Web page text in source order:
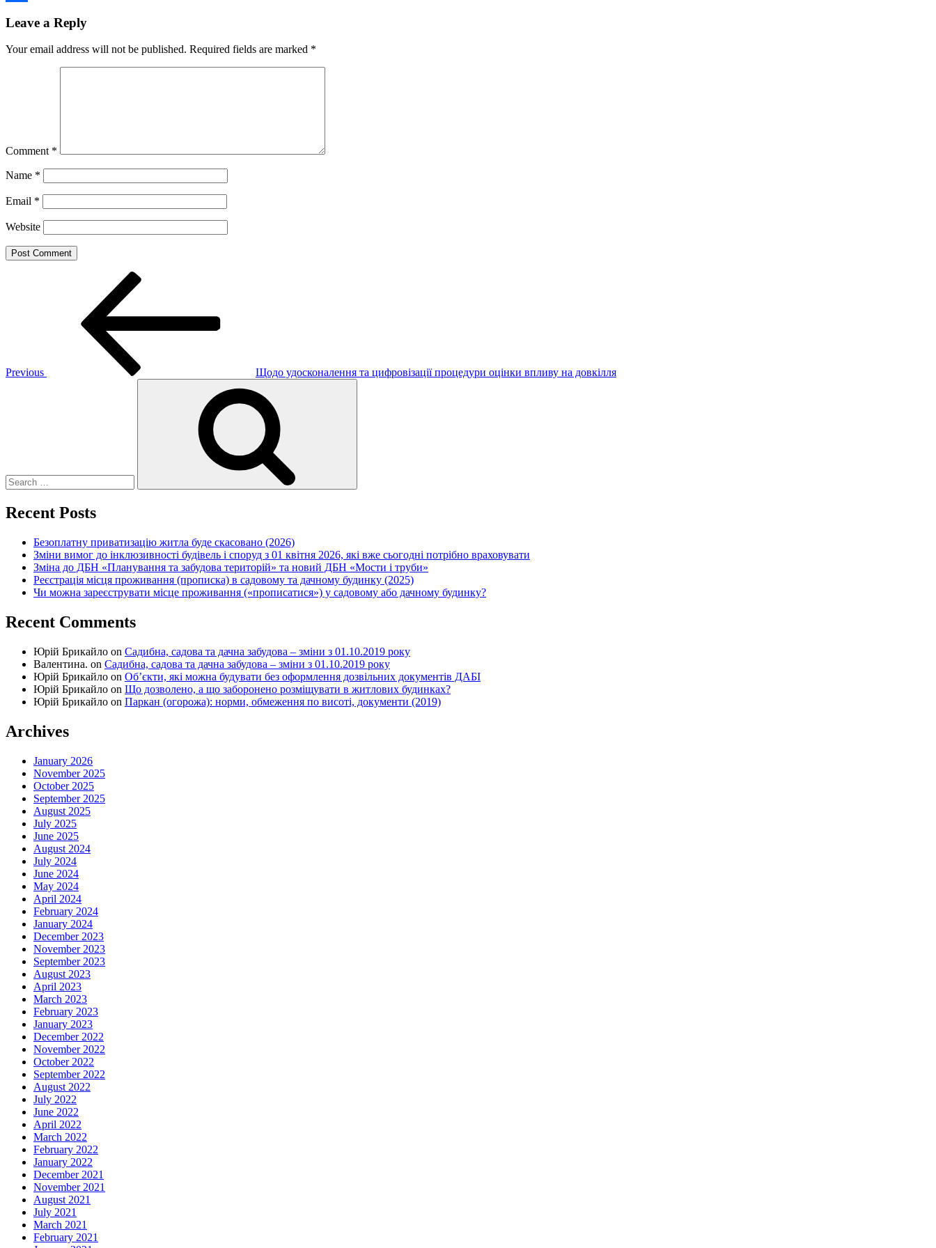
Leave a Reply
Your email address will not be published. Required fields are marked *
Comment *
Name *
Email *
Website
Previous
Щодо удосконалення та цифровізації процедури оцінки впливу на довкілля
Recent Posts
Безоплатну приватизацію житла буде скасовано (2026)
Зміни вимог до інклюзивності будівель і споруд з 01 квітня 2026, які вже сьогодні потрібно враховувати
Зміна до ДБН «Планування та забудова територій» та новий ДБН «Мости і труби»
Реєстрація місця проживання (прописка) в садовому та дачному будинку (2025)
Чи можна зареєструвати місце проживання («прописатися») у садовому або дачному будинку?
Recent Comments
Юрій Брикайло on Садибна, садова та дачна забудова – зміни з 01.10.2019 року
Валентина. on Садибна, садова та дачна забудова – зміни з 01.10.2019 року
Юрій Брикайло on Об’єкти, які можна будувати без оформлення дозвільних документів ДАБІ
Юрій Брикайло on Що дозволено, а що заборонено розміщувати в житлових будинках?
Юрій Брикайло on Паркан (огорожа): норми, обмеження по висоті, документи (2019)
Archives
January 2026
November 2025
October 2025
September 2025
August 2025
July 2025
June 2025
August 2024
July 2024
June 2024
May 2024
April 2024
February 2024
January 2024
December 2023
November 2023
September 2023
August 2023
April 2023
March 2023
February 2023
January 2023
December 2022
November 2022
October 2022
September 2022
August 2022
July 2022
June 2022
April 2022
March 2022
February 2022
January 2022
December 2021
November 2021
August 2021
July 2021
March 2021
February 2021